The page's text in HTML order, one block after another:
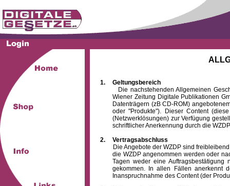
1.
Geltungsbereich
Die nachstehenden Allgemeinen
Wiener Zeitung Digitale Publikationen
Datenträgern (zB CD-ROM)
oder "Produkte"). Dieser Content
(Netzwerklösungen) zur Verfügung
schriftlicher Anerkennung durch die
2.
Vertragsabschluss
Die Angebote der WZDP sind freibleibend.
die WZDP angenommen werden oder
Tagen weder eine
gekommen. In allen Fällen anerkennt
Inanspruchnahme des Content (der